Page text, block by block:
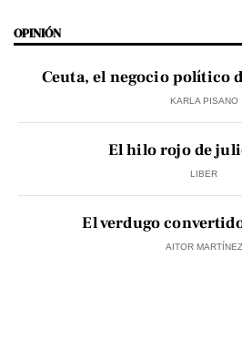
OPINIÓN
Ceuta, el negocio político
KARLA PISANO
El hilo rojo de
LIBER
El verdugo
AITOR MARTÍNEZ